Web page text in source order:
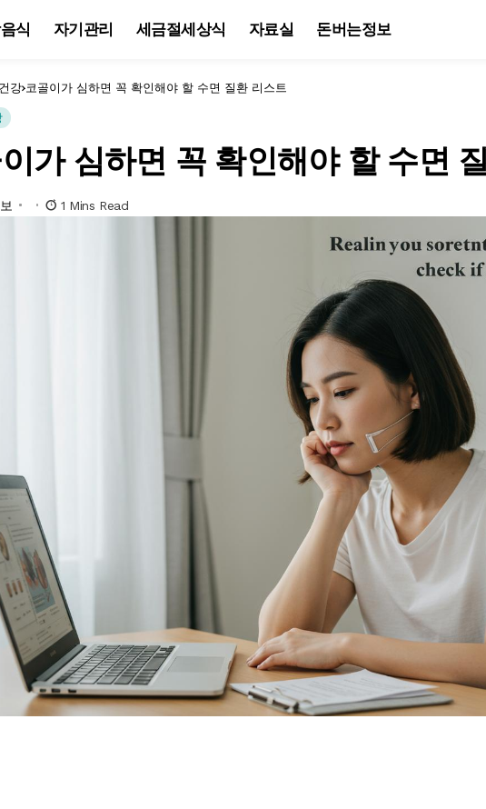
식 자기관리 세금절세상식 자료실 돈버는정보
강 코골이가 심하면 꼭 확인해야 할 수면 질환 리스트
가 심하면 꼭 확인해야 할 수면
1 Mins Read